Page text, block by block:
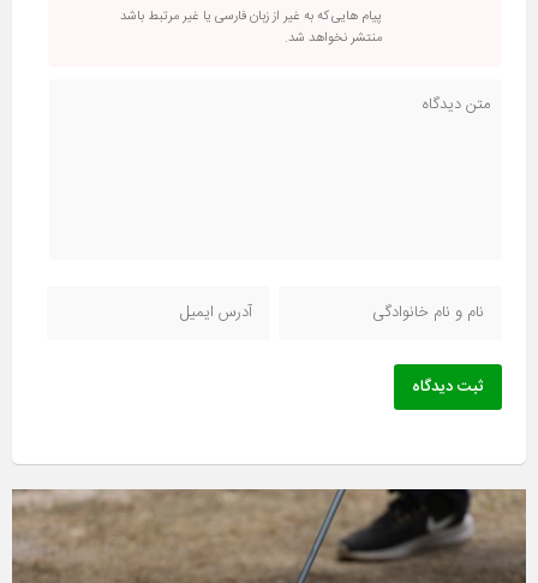
پیام هایی که به غیر از زبان فارسی یا غیر مرتبط باشد
منتشر نخواهد شد.
ثبت دیدگاه